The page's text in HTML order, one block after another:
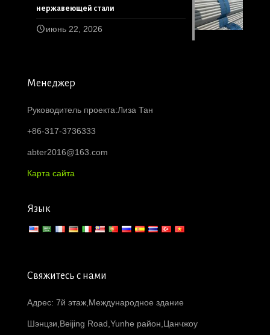
нержавеющей стали
июнь 22, 2026
Менеджер
Руководитель проекта:Лиза Тан
+86-317-3736333
abter2016@163.com
Карта сайта
Язык
Свяжитесь с нами
Адрес: 7й этаж,Международное здание
Шэнцзи,Beijing Road,Yunhe район,Цанчжоу